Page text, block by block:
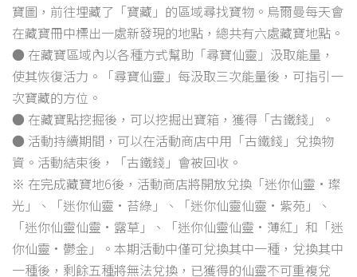
寶圖，前往埋藏了「寶藏」的區域尋找寶物。烏爾曼每天會
在藏寶冊中標出一處新發現的地點，總共有六處藏寶地點。
● 在藏寶區域內以各種方式幫助「尋寶仙靈」汲取能量，
使其恢復活力。「尋寶仙靈」每汲取三次能量後，可指引一
次寶藏的方位。
● 在藏寶點挖掘後，可以挖掘出寶箱，獲得「古鐵錢」。
● 活動持續期間，可以在活動商店中用「古鐵錢」兌換物
資。活動結束後，「古鐵錢」會被回收。
※ 在完成藏寶地6後，活動商店將開放兌換「迷你仙靈·璨
光」、「迷你仙靈·苔綠」、「迷你仙靈仙靈·紫苑」、
「迷你仙靈仙靈·露草」、「迷你仙靈仙靈·薄紅」和「迷
你仙靈·鬱金」。本期活動中僅可兌換其中一種，兌換其中
一種後，剩餘五種將無法兌換，已獲得的仙靈不可重複兌